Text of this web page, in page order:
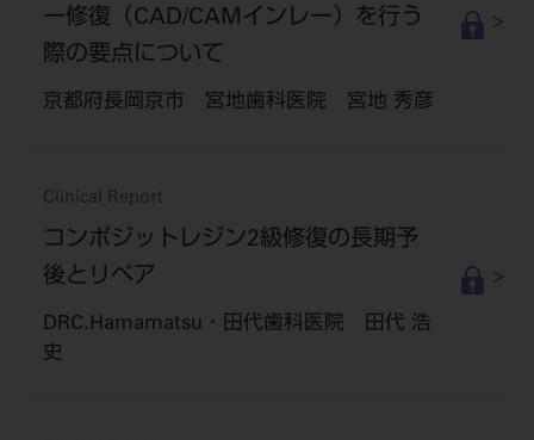
ー修復（CAD/CAMインレー）を行う
際の要点について
京都府長岡京市 宮地歯科医院 宮地 秀彦
Clinical Report
コンポジットレジン2級修復の長期予
後とリペア
DRC.Hamamatsu・田代歯科医院 田代 浩
史